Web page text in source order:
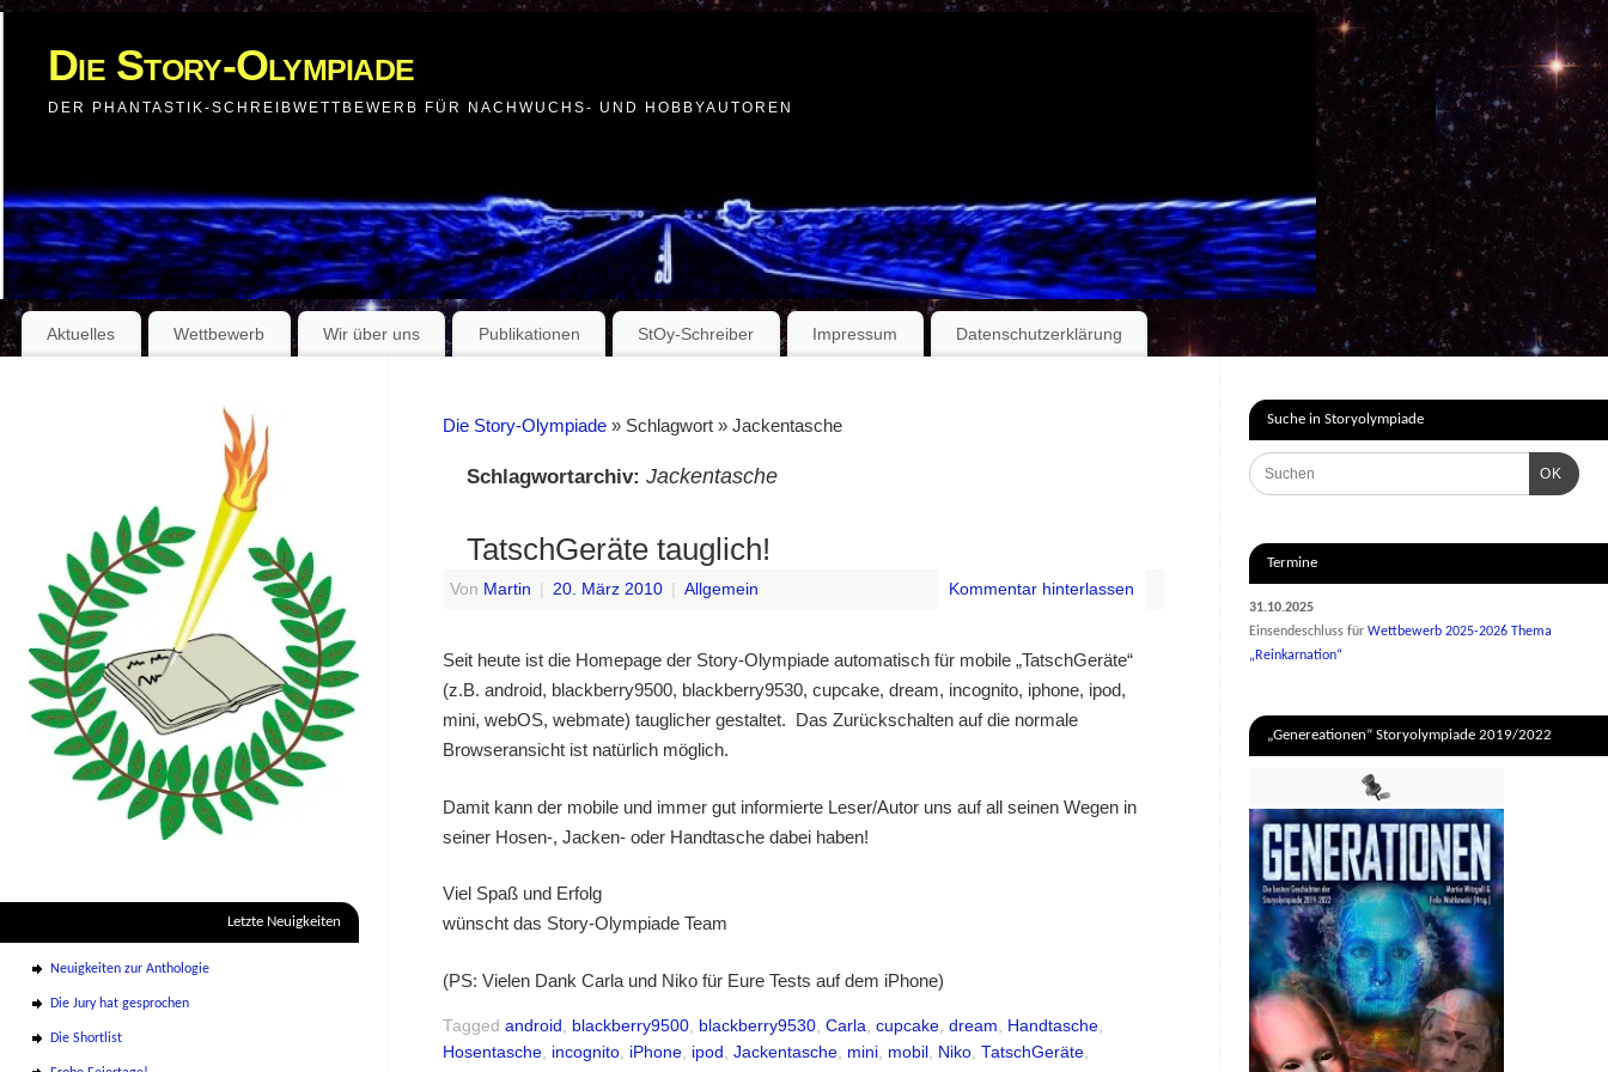
Die Story-Olympiade
DER PHANTASTIK-SCHREIBWETTBEWERB FÜR NACHWUCHS- UND HOBBYAUTOREN
Aktuelles Wettbewerb Wir über uns Publikationen StOy-Schreiber Impressum Datenschutzerklärung
Die Story-Olympiade » Schlagwort » Jackentasche
Schlagwortarchiv: Jackentasche
TatschGeräte tauglich!
Von Martin 20. März 2010 Allgemein Kommentar hinterlassen
Seit heute ist die Homepage der Story-Olympiade automatisch für mobile „TatschGeräte“
(z.B. android, blackberry9500, blackberry9530, cupcake, dream, incognito, iphone, ipod,
mini, webOS, webmate) tauglicher gestaltet. Das Zurückschalten auf die normale
Browseransicht ist natürlich möglich.
Damit kann der mobile und immer gut informierte Leser/Autor uns auf all seinen Wegen in
seiner Hosen-, Jacken- oder Handtasche dabei haben!
Viel Spaß und Erfolg
wünscht das Story-Olympiade Team
(PS: Vielen Dank Carla und Niko für Eure Tests auf dem iPhone)
Tagged android blackberry9500 blackberry9530 Carla cupcake dream Handtasche
Hosentasche incognito iPhone ipod Jackentasche mini mobil Niko TatschGeräte
Letzte Neuigkeiten
Neuigkeiten zur Anthologie
Die Jury hat gesprochen
Die Shortlist
Suche in Storyolympiade
OK
Termine
31.10.2025
Einsendeschluss für Wettbewerb 2025-2026 Thema
„Reinkarnation“
„Genereationen“ Storyolympiade 2019/2022